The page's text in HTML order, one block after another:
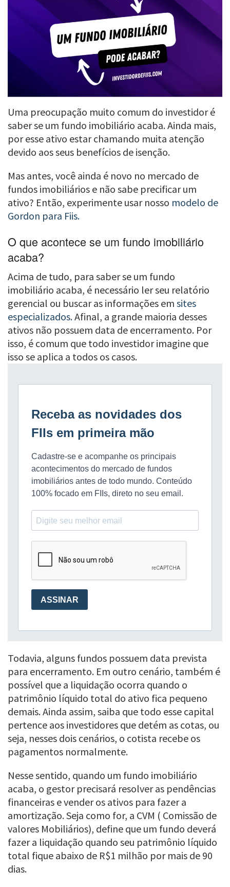
Uma preocupação muito comum do investidor é
saber se um fundo imobiliário acaba. Ainda mais,
por esse ativo estar chamando muita atenção
devido aos seus benefícios de isenção.
Mas antes, você ainda é novo no mercado de
fundos imobiliários e não sabe precificar um
ativo? Então, experimente usar nosso modelo de
Gordon para Fiis.
O que acontece se um fundo imobiliário
acaba?
Acima de tudo, para saber se um fundo
imobiliário acaba, é necessário ler seu relatório
gerencial ou buscar as informações em sites
especializados.Afinal, a grande maioria desses
ativos não possuem data de encerramento. Por
isso, é comum que todo investidor imagine que
isso se aplica a todos os casos.
Todavia, alguns fundos possuem data prevista
para encerramento. Em outro cenário, também é
possível que a liquidação ocorra quando o
patrimônio líquido total do ativo fica pequeno
demais. Ainda assim, saiba que todo esse capital
pertence aos investidores que detém as cotas, ou
seja, nesses dois cenários, o cotista recebe os
pagamentos normalmente.
Nesse sentido, quando um fundo imobiliário
acaba, o gestor precisará resolver as pendências
financeiras e vender os ativos para fazer a
amortização. Seja como for, a CVM ( Comissão de
valores Mobiliários), define que um fundo deverá
fazer a liquidação quando seu patrimônio líquido
total fique abaixo de R$1 milhão por mais de 90
dias.